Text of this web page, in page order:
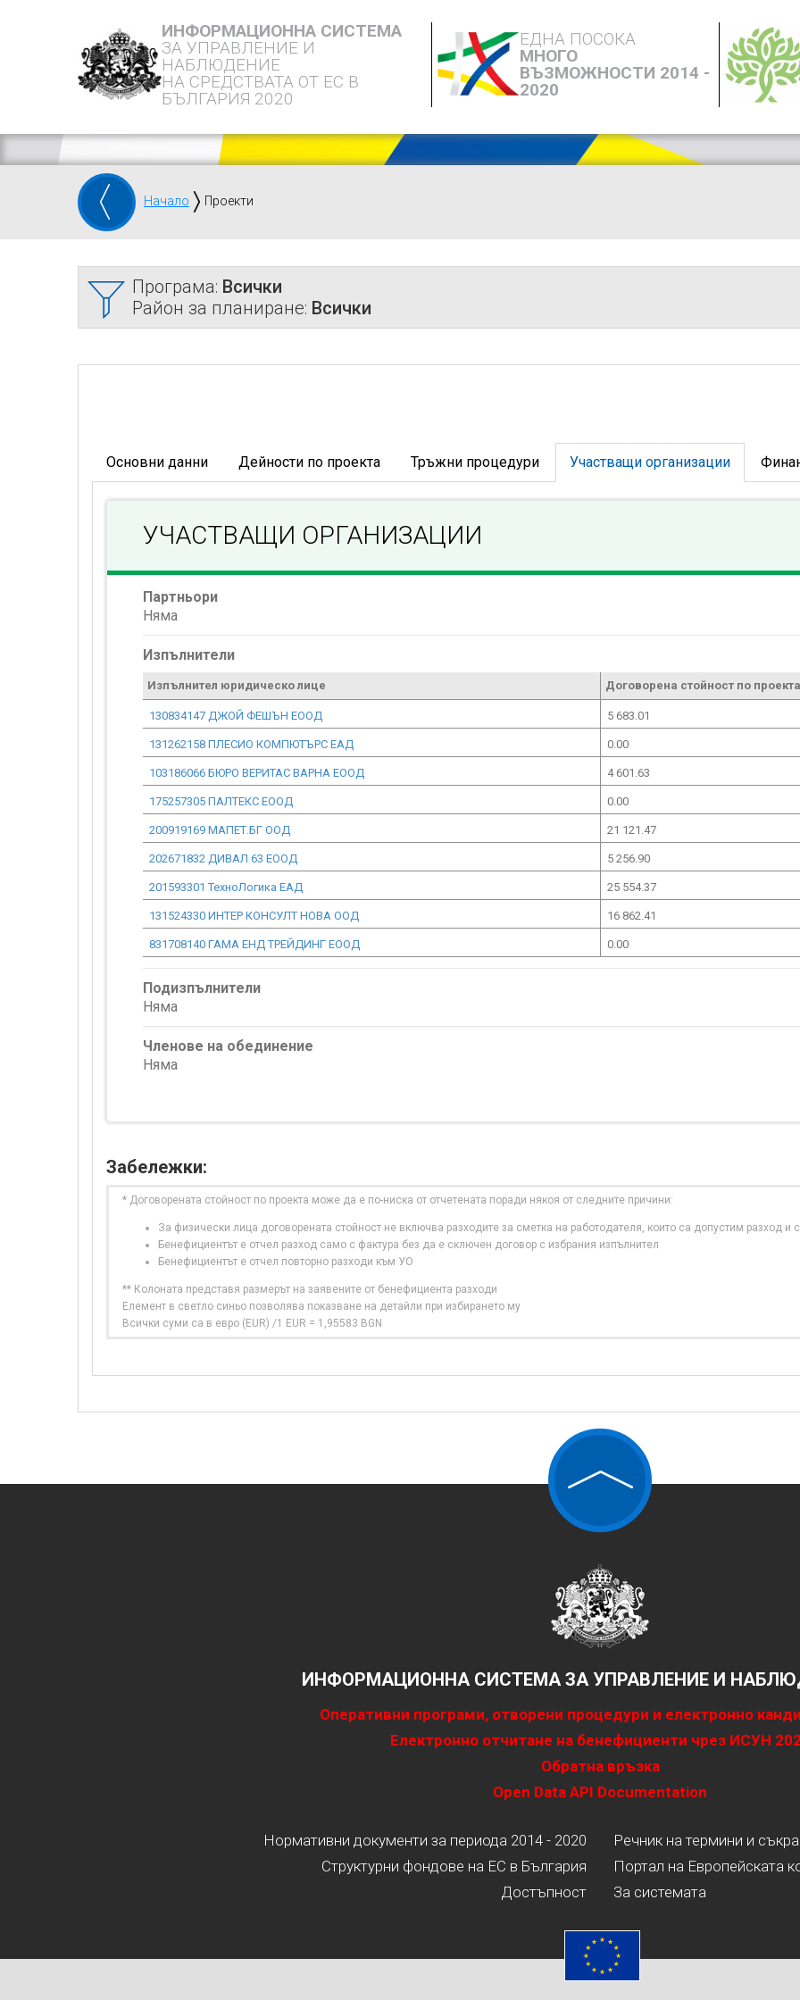
ИНФОРМАЦИОННА СИСТЕМА
ЗА УПРАВЛЕНИЕ И
НАБЛЮДЕНИЕ
НА СРЕДСТВАТА ОТ ЕС В
БЪЛГАРИЯ 2020
ЕДНА ПОСОКА
МНОГО
ВЪЗМОЖНОСТИ 2014 -
2020
Начало Проекти
Програма: Всички
Район за планиране: Всички
Основни данни Дейности по проекта Тръжни процедури Участващи организации
УЧАСТВАЩИ ОРГАНИЗАЦИИ
Партньори
Няма
Изпълнители
Изпълнител юридическо лице Договорена стойност по
130834147 ДЖОЙ ФЕШЪН ЕООД 5 683.01
131262158 ПЛЕСИО КОМПЮТЪРС ЕАД 0.00
103186066 БЮРО ВЕРИТАС ВАРНА ЕООД 4 601.63
175257305 ПАЛТЕКС ЕООД 0.00
200919169 МАПЕТ.БГ ООД 21 121.47
202671832 ДИВАЛ 63 ЕООД 5 256.90
201593301 ТехноЛогика ЕАД 25 554.37
131524330 ИНТЕР КОНСУЛТ НОВА ООД 16 862.41
831708140 ГАМА ЕНД ТРЕЙДИНГ ЕООД 0.00
Подизпълнители
Няма
Членове на обединение
Няма
Забележки:
* Договорената стойност по проекта може да е по-ниска от отчетената поради някоя от следните причини:
За физически лица договорената стойност не включва разходите за сметка на работодателя, които са допустим разход и
Бенефициентът е отчел разход само с фактура без да е сключен договор с избрания изпълнител
Бенефициентът е отчел повторно разходи към УО
** Колоната представя размерът на заявените от бенефициента разходи
Елемент в светло синьо позволява показване на детайли при избирането му
Всички суми са в евро (EUR) /1 EUR = 1,95583 BGN
ИНФОРМАЦИОННА СИСТЕМА ЗА УПРАВЛЕНИЕ И
Оперативни програми, отворени процедури и електронно
Електронно отчитане на бенефициенти чрез ИСУН
Обратна връзка
Open Data API Documentation
Нормативни документи за периода 2014 - 2020
Структурни фондове на ЕС в България
Достъпност
Речник на термини и
Портал на Европейската
За системата